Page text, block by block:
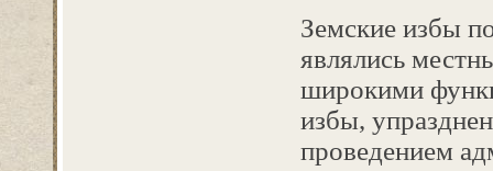
Земские избы
являлись
широкими
избы,
проведением